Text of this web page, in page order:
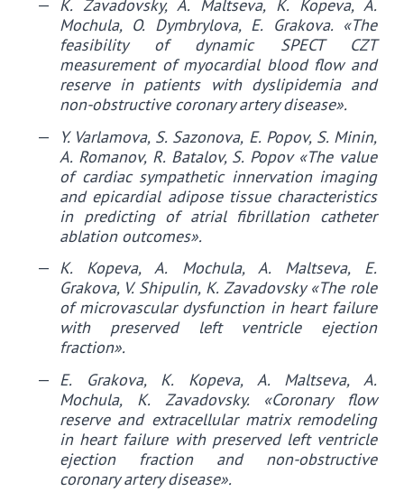
K. Zavadovsky, A. Maltseva, K. Kopeva, A.
Mochula, O. Dymbrylova, E. Grakova. «The
feasibility of dynamic SPECT CZT
measurement of myocardial blood flow and
reserve in patients with dyslipidemia and
non-obstructive coronary artery disease».
Y. Varlamova, S. Sazonova, E. Popov, S. Minin,
A. Romanov, R. Batalov, S. Popov «The value
of cardiac sympathetic innervation imaging
and epicardial adipose tissue characteristics
in predicting of atrial fibrillation catheter
ablation outcomes».
K. Kopeva, A. Mochula, A. Maltseva, E.
Grakova, V. Shipulin, K. Zavadovsky «The role
of microvascular dysfunction in heart failure
with preserved left ventricle ejection
fraction».
E. Grakova, K. Kopeva, A. Maltseva, A.
Mochula, K. Zavadovsky. «Coronary flow
reserve and extracellular matrix remodeling
in heart failure with preserved left ventricle
ejection fraction and non-obstructive
coronary artery disease».